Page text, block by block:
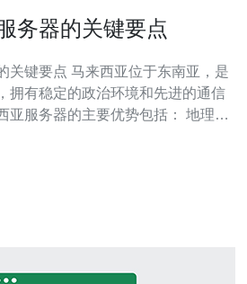
务器的关键要点
位于东南亚，是
拥有稳定的政治环境和先进的通信
务器的主要优势包括： 地理位
体等高带宽需求的业务